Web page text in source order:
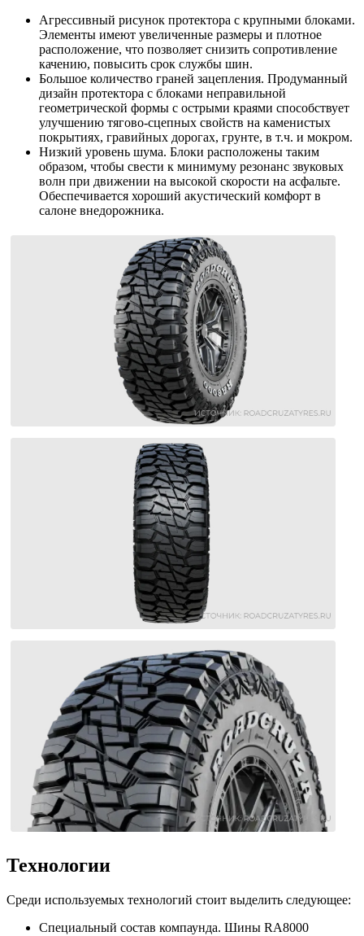
Агрессивный рисунок протектора с крупными блоками.
Элементы имеют увеличенные размеры и плотное
расположение, что позволяет снизить сопротивление
качению, повысить срок службы шин.
Большое количество граней зацепления. Продуманный
дизайн протектора с блоками неправильной
геометрической формы с острыми краями способствует
улучшению тягово-сцепных свойств на каменистых
покрытиях, гравийных дорогах, грунте, в т.ч. и мокром.
Низкий уровень шума. Блоки расположены таким
образом, чтобы свести к минимуму резонанс звуковых
волн при движении на высокой скорости на асфальте.
Обеспечивается хороший акустический комфорт в
салоне внедорожника.
Технологии
Среди используемых технологий стоит выделить следующее:
Специальный состав компаунда. Шины RA8000